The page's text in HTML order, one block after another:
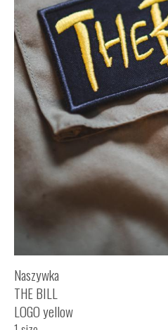
Naszywka
THE BILL
LOGO yellow